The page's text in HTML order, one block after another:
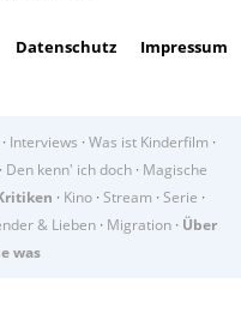
Datenschutz Impressum
· Interviews · Was ist Kinderfilm ·
· Den kenn' ich doch· Magische
· Kino · Stream · Serie ·
& Lieben · Migration · Über
was